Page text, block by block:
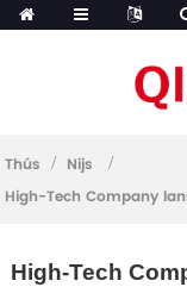
Thús
Nijs
High-Tech Company
High-Tech